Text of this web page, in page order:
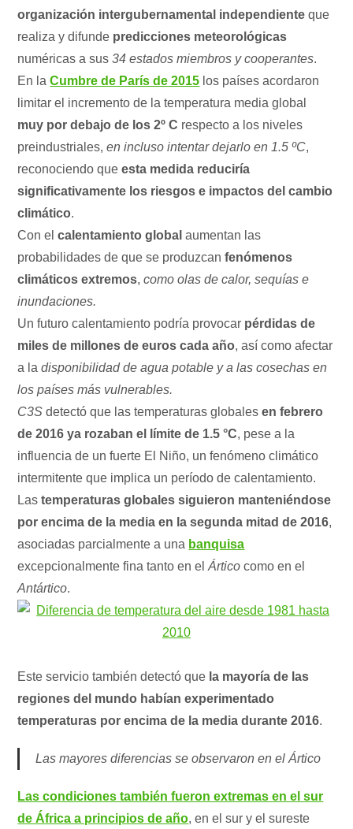
organización intergubernamental independiente que
realiza y difunde predicciones meteorológicas
numéricas a sus34 estados miembros y cooperantes.
En laCumbre de París de 2015 los países acordaron
limitar el incremento de la temperatura media global
muy por debajo de los 2º C respecto a los niveles
preindustriales, en incluso intentar dejarlo en 1.5 ºC,
reconociendo queesta medida reduciría
significativamente los riesgos e impactos del cambio
climático.
Con elcalentamiento global aumentan las
probabilidades de que se produzcanfenómenos
climáticos extremos,como olas de calor, sequías e
inundaciones.
Un futuro calentamiento podría provocar pérdidas de
miles de millones de euros cada año, así como afectar
a ladisponibilidad de agua potable y a las cosechas en
los países más vulnerables.
C3S detectó que las temperaturas globalesen febrero
de 2016 ya rozaban el límite de 1.5 °C, pese a la
influencia de un fuerte El Niño, un fenómeno climático
intermitente que implica un período de calentamiento.
Lastemperaturas globales siguieron manteniéndose
por encima de la media en la segunda mitad de 2016,
asociadas parcialmente a una banquisa
excepcionalmente fina tanto en elÁrtico como en el
Antártico.
Este servicio también detectó que la mayoría de las
regiones del mundo habían experimentado
temperaturas por encima de la media durante 2016.
Las mayores diferencias se observaron en el Ártico
Las condiciones también fueron extremas en el sur
de África a principios de año, en el sur y el sureste